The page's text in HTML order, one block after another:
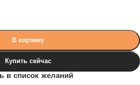
В корзину
Купить сейчас
в список желаний